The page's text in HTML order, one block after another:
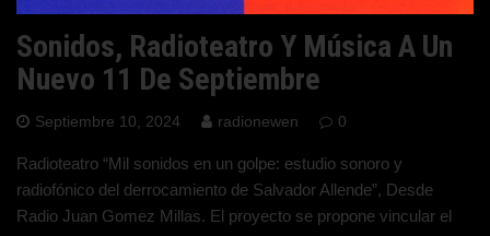
Sonidos, Radioteatro Y Música A Un
Nuevo 11 De Septiembre
Septiembre 10, 2024 radionewen 0
Radioteatro “Mil sonidos en un golpe: estudio sonoro y
radiofónico del derrocamiento de Salvador Allende”, Desde
Radio Juan Gomez Millas. El proyecto se propone vincular el